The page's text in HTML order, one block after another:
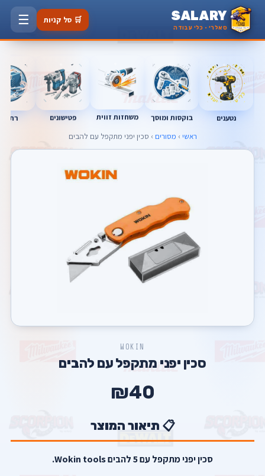
SALARY
סאלרי · כלי עבודה
🛒 סל קניות ☰
נטענים בוקסות ומוסך משחזות זווית פטישונים
ראשי › מסורים › סכין יפני מתקפל עם להבים
WOKIN
סכין יפני מתקפל עם להבים
₪40
📋 תיאור המוצר
סכין יפני מתקפל עם 5 להבים Wokin tools.